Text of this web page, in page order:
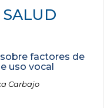
factores de
uso vocal
Carbajo